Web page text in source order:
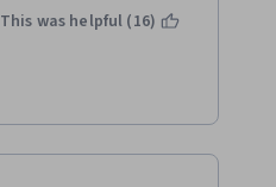
This was helpful (16)